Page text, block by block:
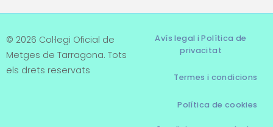
© 2026 Col·legi Oficial de
Metges de Tarragona. Tots
els drets reservats
Avís legal i Política de
privacitat
Termes i condicions
Política de cookies